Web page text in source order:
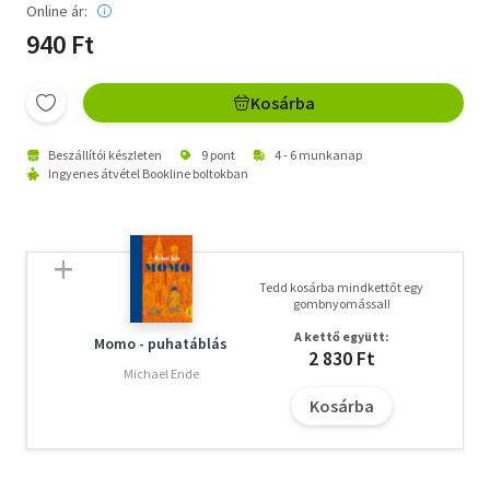
Online ár:
940 Ft
Kosárba
Beszállítói készleten 9 pont
4 - 6 munkanap
Ingyenes átvétel Bookline boltokban
Momo - puhatáblás
Michael Ende
Tedd kosárba mindkettőt egy
gombnyomással!
A kettő együtt:
2 830 Ft
Kosárba